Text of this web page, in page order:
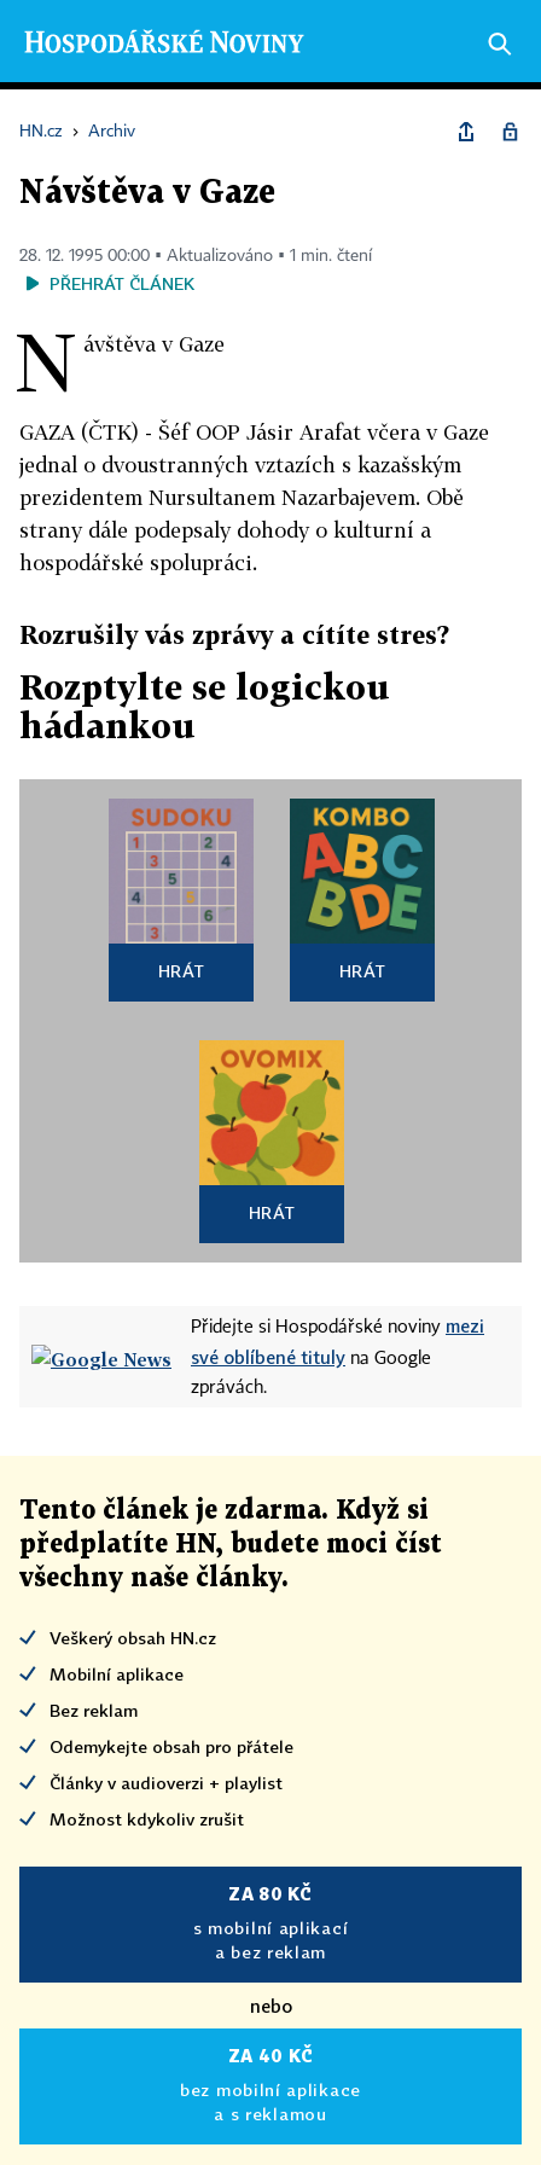
HN.cz › Archiv
Návštěva v Gaze
28. 12. 1995 00:00 ▪ Aktualizováno ▪ 1 min. čtení
PŘEHRÁT ČLÁNEK
N ávštěva v Gaze
GAZA (ČTK) - Šéf OOP Jásir Arafat včera v Gaze
jednal o dvoustranných vztazích s kazašským
prezidentem Nursultanem Nazarbajevem. Obě
strany dále podepsaly dohody o kulturní a
hospodářské spolupráci.
Rozrušily vás zprávy a cítíte stres?
Rozptylte se logickou
hádankou
HRÁT HRÁT
HRÁT
Přidejte si Hospodářské noviny mezi
své oblíbené tituly na Google
zprávách.
Tento článek je zdarma. Když si
předplatíte HN, budete moci číst
všechny naše články.
Veškerý obsah HN.cz
Mobilní aplikace
Bez reklam
Odemykejte obsah pro přátele
Články v audioverzi + playlist
Možnost kdykoliv zrušit
ZA 80 KČ
s mobilní aplikací
a bez reklam
nebo
ZA 40 KČ
bez mobilní aplikace
a s reklamou